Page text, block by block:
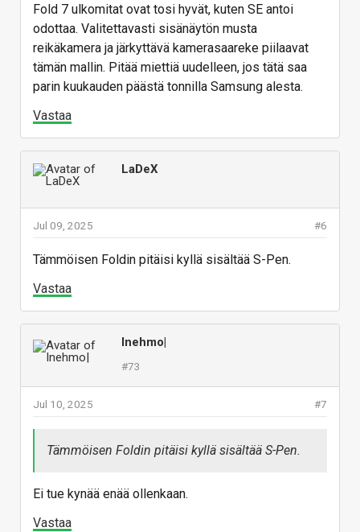
Fold 7 ulkomitat ovat tosi hyvät, kuten SE antoi
odottaa. Valitettavasti sisänäytön musta
reikäkamera ja järkyttävä kamerasaareke piilaavat
tämän mallin. Pitää miettiä uudelleen, jos tätä saa
parin kuukauden päästä tonnilla Samsung alesta.
Vastaa
LaDeX
#6
Jul 09, 2025
Tämmöisen Foldin pitäisi kyllä sisältää S-Pen.
Vastaa
Inehmo|
#73
#7
Jul 10, 2025
Tämmöisen Foldin pitäisi kyllä sisältää S-Pen.
Ei tue kynää enää ollenkaan.
Vastaa